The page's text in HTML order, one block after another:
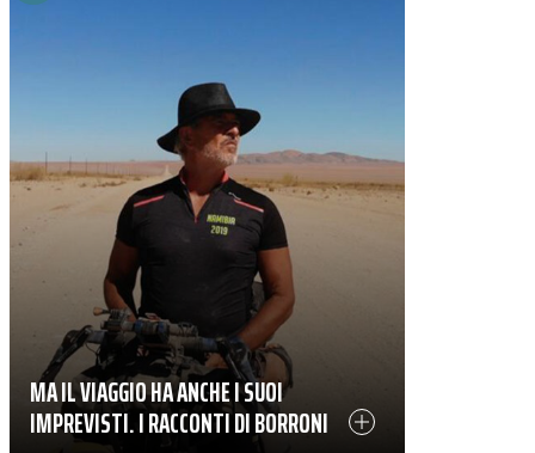
MA IL VIAGGIO HA ANCHE I SUOI
IMPREVISTI. I RACCONTI DI BORRONI